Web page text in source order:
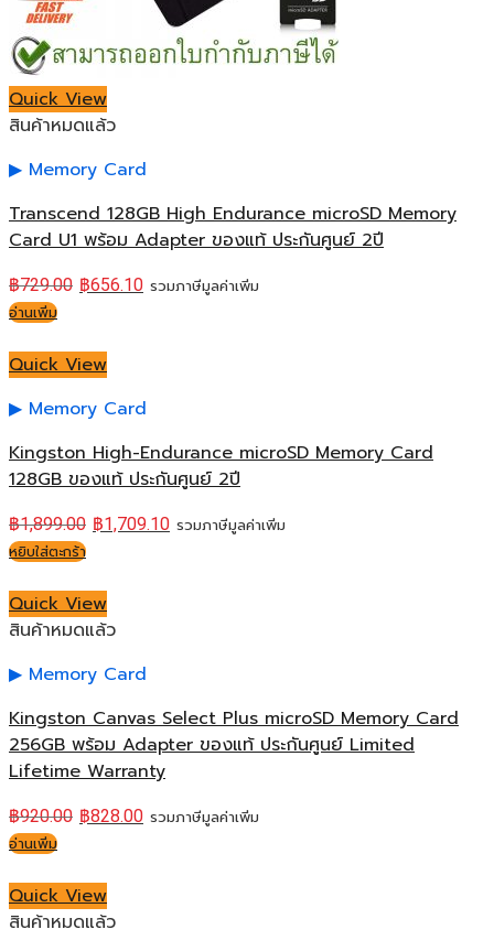
Quick View
สินค้าหมดแล้ว
Memory Card
Transcend 128GB High Endurance microSD Memory
Card U1 พร้อม Adapter ของแท้ ประกันศูนย์ 2ปี
฿729.00 ฿656.10 รวมภาษีมูลค่าเพิ่ม
อ่านเพิ่ม
Quick View
Memory Card
Kingston High-Endurance microSD Memory Card
128GB ของแท้ ประกันศูนย์ 2ปี
฿1,899.00 ฿1,709.10 รวมภาษีมูลค่าเพิ่ม
หยิบใส่ตะกร้า
Quick View
สินค้าหมดแล้ว
Memory Card
Kingston Canvas Select Plus microSD Memory Card
256GB พร้อม Adapter ของแท้ ประกันศูนย์ Limited
Lifetime Warranty
฿920.00 ฿828.00 รวมภาษีมูลค่าเพิ่ม
อ่านเพิ่ม
Quick View
สินค้าหมดแล้ว